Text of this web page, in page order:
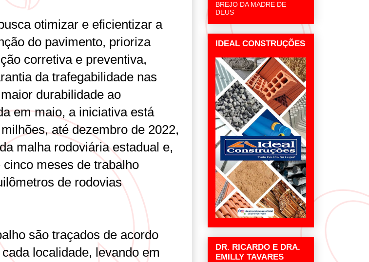
otimizar e eficientizar a
do pavimento, prioriza
corretiva e preventiva,
da trafegabilidade nas
durabilidade ao
em maio, a iniciativa está
até dezembro de 2022,
malha rodoviária estadual e,
meses de trabalho
de rodovias
são traçados de acordo
localidade, levando em
BREJO DA MADRE DE
DEUS
IDEAL CONSTRUÇÕES
DR. RICARDO E DRA.
EMILLY TAVARES